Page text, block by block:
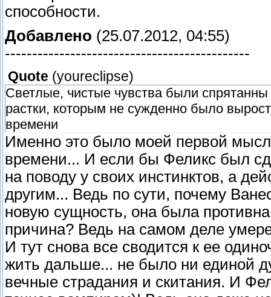
способности.
Добавлено (25.07.2012, 04:55)
---------------------------------------------
Quote (youreclipse)
Светлые, чистые чувства были
растки, которым не сужденно было
времени
Именно это было моей первой
времени... И если бы Феликс был
на поводу у своих инстинктов, а
другим... Ведь по сути, почему
новую сущность, она была
причина? Ведь на самом деле
И тут снова все сводится к ее
жить дальше... не было ни единой
вечные страдания и скитания. И